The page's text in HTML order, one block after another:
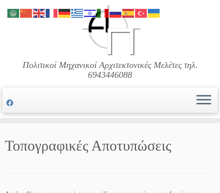
Πολιτικοί Μηχανικοί Αρχιτεκτονικές Μελέτες τηλ.
6943446088
Τοπογραφικές Αποτυπώσεις